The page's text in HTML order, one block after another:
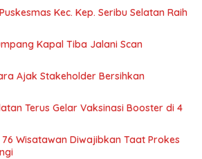
Kec. Kep. Seribu Selatan Raih
Kapal Tiba Jalani Scan
Ajak Stakeholder Bersihkan
Terus Gelar Vaksinasi Booster di 4
Wisatawan Diwajibkan Taat Prokes